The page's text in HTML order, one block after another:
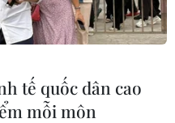
tế quốc dân cao
mỗi môn